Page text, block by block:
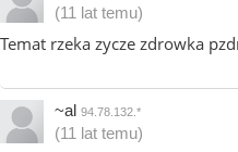
(11 lat temu)
Temat rzeka zycze zdrowka
~al 94.78.132.*
(11 lat temu)